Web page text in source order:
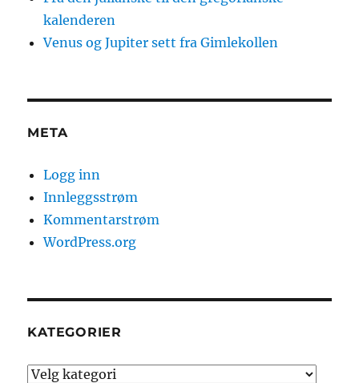
kalenderen
Venus og Jupiter sett fra Gimlekollen
META
Logg inn
Innleggsstrøm
Kommentarstrøm
WordPress.org
KATEGORIER
Kategorier